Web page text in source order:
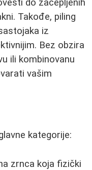
do začepljenih
Takođe, piling
iz
Bez obzira
ili kombinovanu
vašim
kategorije:
zrnca koja fizički